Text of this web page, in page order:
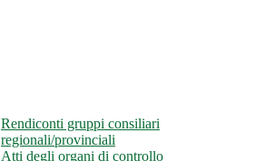
Rendiconti gruppi consiliari
regionali/provinciali
Atti degli organi di controllo